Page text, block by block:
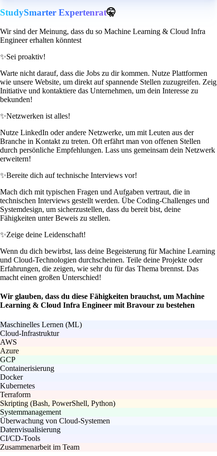
StudySmarter Expertenrat🤫
Wir sind der Meinung, dass du so Machine Learning & Cloud Infra
Engineer erhalten könntest
✨Sei proaktiv!
Warte nicht darauf, dass die Jobs zu dir kommen. Nutze Plattformen
wie unsere Website, um direkt auf spannende Stellen zuzugreifen. Zeig
Initiative und kontaktiere das Unternehmen, um dein Interesse zu
bekunden!
✨Netzwerken ist alles!
Nutze LinkedIn oder andere Netzwerke, um mit Leuten aus der
Branche in Kontakt zu treten. Oft erfährt man von offenen Stellen
durch persönliche Empfehlungen. Lass uns gemeinsam dein Netzwerk
erweitern!
✨Bereite dich auf technische Interviews vor!
Mach dich mit typischen Fragen und Aufgaben vertraut, die in
technischen Interviews gestellt werden. Übe Coding-Challenges und
Systemdesign, um sicherzustellen, dass du bereit bist, deine
Fähigkeiten unter Beweis zu stellen.
✨Zeige deine Leidenschaft!
Wenn du dich bewirbst, lass deine Begeisterung für Machine Learning
und Cloud-Technologien durchscheinen. Teile deine Projekte oder
Erfahrungen, die zeigen, wie sehr du für das Thema brennst. Das
macht einen großen Unterschied!
Wir glauben, dass du diese Fähigkeiten brauchst, um Machine
Learning & Cloud Infra Engineer mit Bravour zu bestehen
Maschinelles Lernen (ML)
Cloud-Infrastruktur
AWS
Azure
GCP
Containerisierung
Docker
Kubernetes
Terraform
Skripting (Bash, PowerShell, Python)
Systemmanagement
Überwachung von Cloud-Systemen
Datenvisualisierung
CI/CD-Tools
Zusammenarbeit im Team